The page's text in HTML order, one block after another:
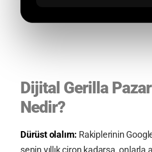
Dijital Gerilla
Nedir?
Dürüst olalım: Rakiplerinin
senin yıllık ciron kadarsa, onlarla